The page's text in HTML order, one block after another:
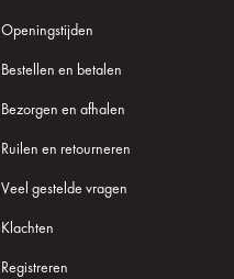
Openingstijden
Bestellen en betalen
Bezorgen en afhalen
Ruilen en retourneren
Veel gestelde vragen
Klachten
Registreren